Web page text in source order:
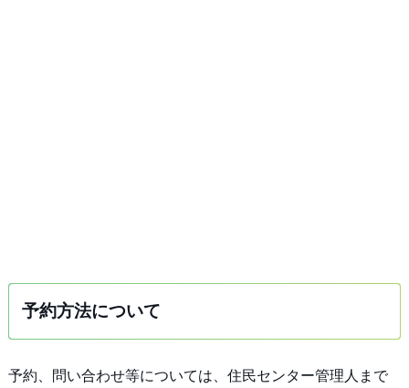
予約方法について
予約、問い合わせ等については、住民センター管理人まで